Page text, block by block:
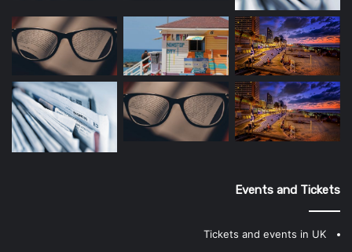
Events and Tickets
Tickets and events in UK